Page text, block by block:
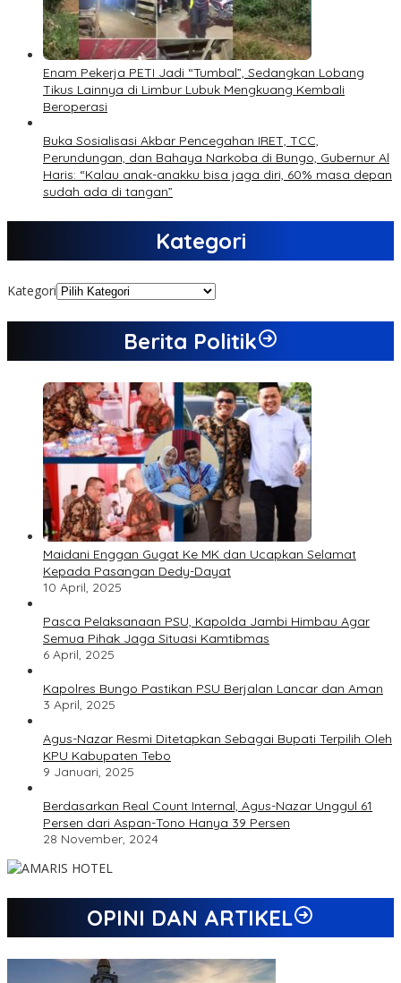
Enam Pekerja PETI Jadi “Tumbal”, Sedangkan Lobang
Tikus Lainnya di Limbur Lubuk Mengkuang Kembali
Beroperasi
Buka Sosialisasi Akbar Pencegahan IRET, TCC,
Perundungan, dan Bahaya Narkoba di Bungo, Gubernur Al
Haris: “Kalau anak-anakku bisa jaga diri, 60% masa depan
sudah ada di tangan”
Kategori
Kategori
Berita Politik
Maidani Enggan Gugat Ke MK dan Ucapkan Selamat
Kepada Pasangan Dedy-Dayat
10 April, 2025
Pasca Pelaksanaan PSU, Kapolda Jambi Himbau Agar
Semua Pihak Jaga Situasi Kamtibmas
6 April, 2025
Kapolres Bungo Pastikan PSU Berjalan Lancar dan Aman
3 April, 2025
Agus-Nazar Resmi Ditetapkan Sebagai Bupati Terpilih Oleh
KPU Kabupaten Tebo
9 Januari, 2025
Berdasarkan Real Count Internal, Agus-Nazar Unggul 61
Persen dari Aspan-Tono Hanya 39 Persen
28 November, 2024
OPINI DAN ARTIKEL